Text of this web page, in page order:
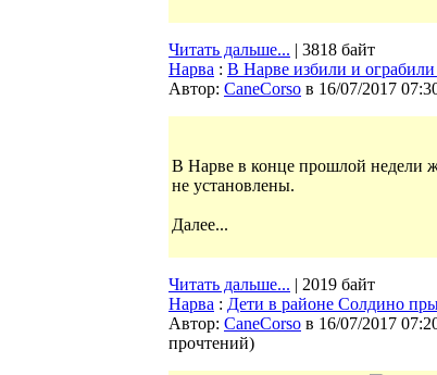
Читать дальше... | 3818 байт
Нарва : В Нарве избили и
Автор: CaneCorso в 16/07/2017
В Нарве в конце прошлой недели
не установлены.
Далее...
Читать дальше... | 2019 байт
Нарва : Дети в районе Солдино
Автор: CaneCorso в 16/07/2017
прочтений)